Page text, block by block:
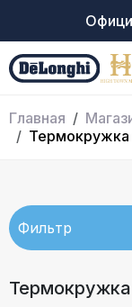
Главная
Фильтр